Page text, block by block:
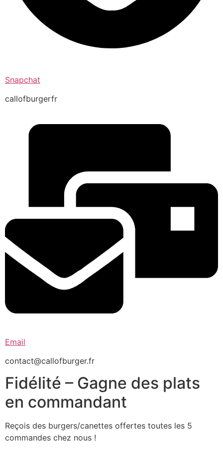
Snapchat
callofburgerfr
Email
contact@callofburger.fr
Fidélité – Gagne des plats
en commandant
Reçois des burgers/canettes offertes toutes les 5
commandes chez nous !